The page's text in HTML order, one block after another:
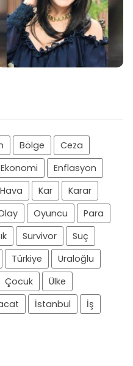
Bölge
Ceza
Ekonomi
Enflasyon
Hava Kar
Karar
Oyuncu
Para
Survivor
Suç
Türkiye
Uraloğlu
Çocuk
Ülke
İstanbul
İş